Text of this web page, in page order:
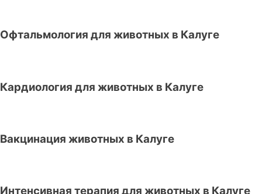
Офтальмология для животных в Калуге
Кардиология для животных в Калуге
Вакцинация животных в Калуге
Интенсивная терапия для животных в Калуге